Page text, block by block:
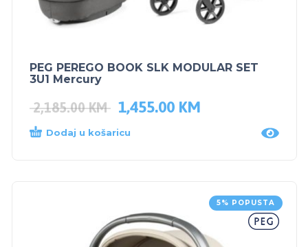
PEG PEREGO BOOK SLK MODULAR SET
3U1 Mercury
2,185.00KM 1,455.00 KM
Dodaj u košaricu
5% POPUSTA